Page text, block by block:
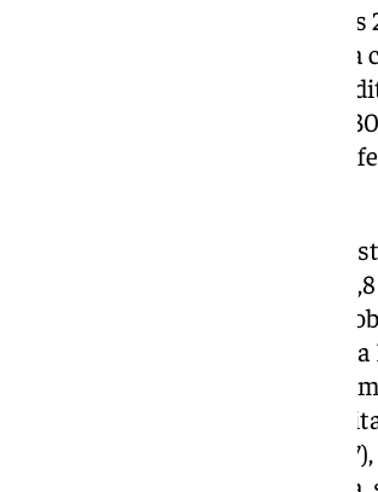
Las inversiones, que superan
30%. Esta cuantía, tal y como
llevar a cabo la inversión del
Rosaleda de cara al Mundial
una». Las dotaciones para los
Otras de las inversiones más
Parque Campamento Benítez
Capra en Teatinos (más de 3,5),
(1,2 millones), la renovación de
Paseo Marítimo de Pedregalejo
en Teatinos (más de 1,2) y la
fútbol de los Prados (más de